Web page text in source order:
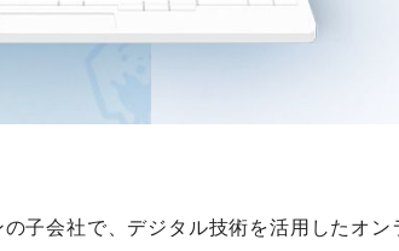
子会社で、デジタル技術を活用したオ